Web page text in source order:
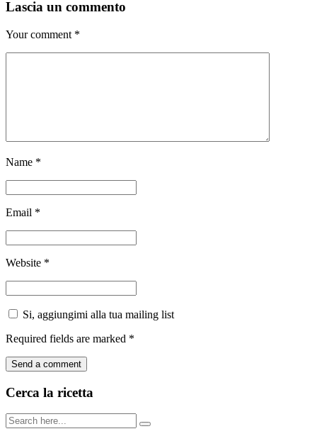
Lascia un commento
Your comment *
Name *
Email *
Website *
Si, aggiungimi alla tua mailing list
Required fields are marked *
Cerca la ricetta